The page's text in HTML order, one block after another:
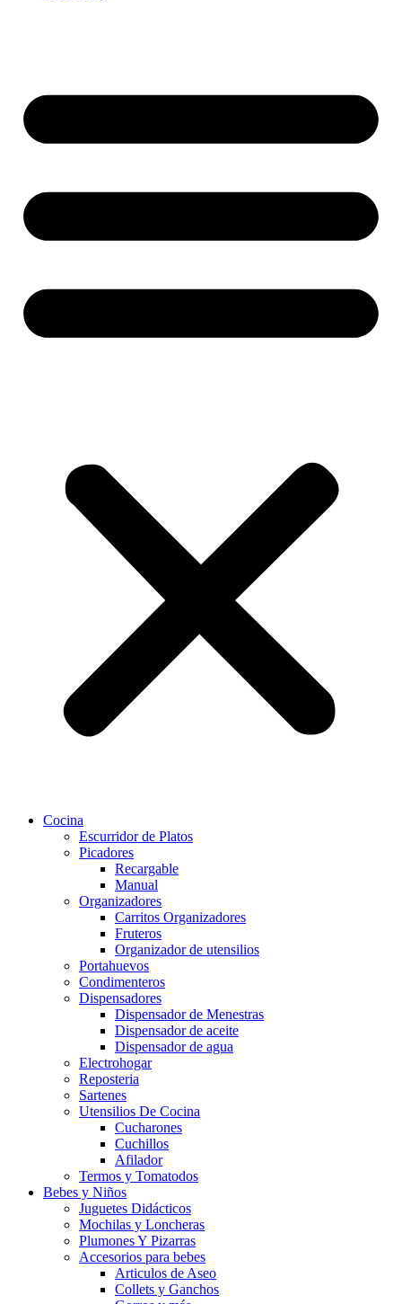
Cocina
Escurridor de Platos
Picadores
Recargable
Manual
Organizadores
Carritos Organizadores
Fruteros
Organizador de utensilios
Portahuevos
Condimenteros
Dispensadores
Dispensador de Menestras
Dispensador de aceite
Dispensador de agua
Electrohogar
Reposteria
Sartenes
Utensilios De Cocina
Cucharones
Cuchillos
Afilador
Termos y Tomatodos
Bebes y Niños
Juguetes Didácticos
Mochilas y Loncheras
Plumones Y Pizarras
Accesorios para bebes
Articulos de Aseo
Collets y Ganchos